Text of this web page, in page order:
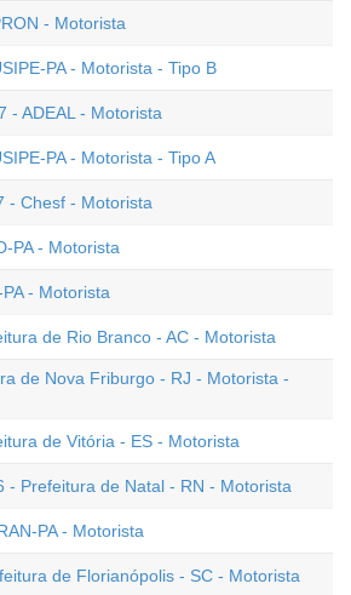
- Motorista
PA - Motorista - Tipo B
- ADEAL - Motorista
PA - Motorista - Tipo A
- Chesf - Motorista
PA - Motorista
- Motorista
de Rio Branco - AC - Motorista
de Nova Friburgo - RJ - Motorista -
de Vitória - ES - Motorista
- Prefeitura de Natal - RN - Motorista
PA - Motorista
de Florianópolis - SC - Motorista